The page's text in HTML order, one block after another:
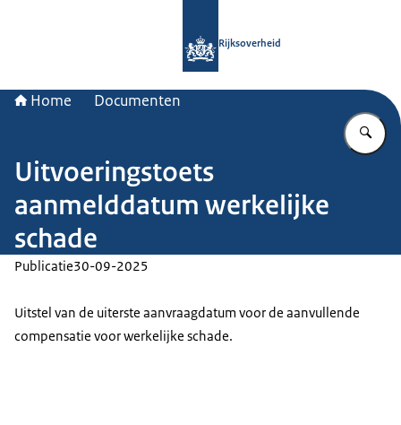
Rijksoverheid
Home Documenten
Uitvoeringstoets
aanmelddatum werkelijke
schade
Publicatie30-09-2025
Uitstel van de uiterste aanvraagdatum voor de aanvullende
compensatie voor werkelijke schade.